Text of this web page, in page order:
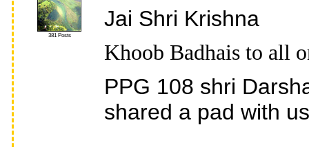
381 Posts
Jai Shri Krishna
Khoob Badhais to all
PPG 108 shri
shared a pad with